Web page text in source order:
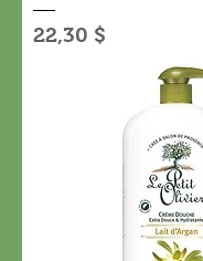
Prix
22,30 $